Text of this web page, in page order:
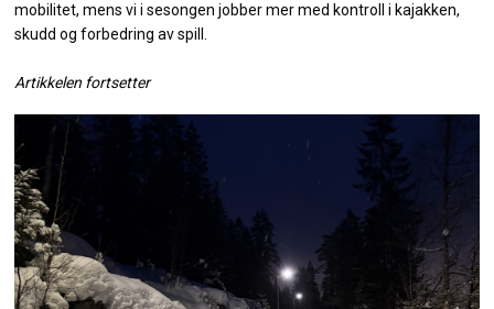
mobilitet, mens vi i sesongen jobber mer med kontroll i kajakken,
skudd og forbedring av spill.
Artikkelen fortsetter